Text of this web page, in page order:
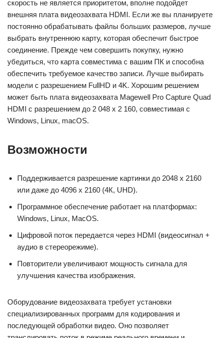
скорость не является приоритетом, вполне подойдет
внешняя плата видеозахвата HDMI. Если же вы планируете
постоянно обрабатывать файлы больших размеров, лучше
выбрать внутреннюю карту, которая обеспечит быстрое
соединение. Прежде чем совершить покупку, нужно
убедиться, что карта совместима с вашим ПК и способна
обеспечить требуемое качество записи. Лучше выбирать
модели с разрешением FullHD и 4K. Хорошим решением
может быть плата видеозахвата Magewell Pro Capture Quad
HDMI с разрешением до 2 048 х 2 160, совместимая с
Windows, Linux, macOS.
Возможности
Поддерживается разрешение картинки до 2048 х 2160
или даже до 4096 х 2160 (4К, UHD).
Программное обеспечение работает на платформах:
Windows, Linux, MacOS.
Цифровой поток передается через HDMI (видеосигнал +
аудио в стереорежиме).
Повторители увеличивают мощность сигнала для
улучшения качества изображения.
Оборудование видеозахвата требует установки
специализированных программ для кодирования и
последующей обработки видео. Оно позволяет